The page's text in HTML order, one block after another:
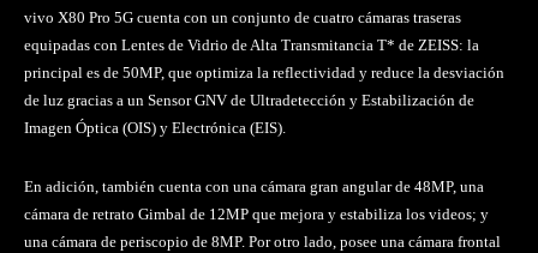
vivo X80 Pro 5G cuenta con un conjunto de cuatro cámaras traseras
equipadas con Lentes de Vidrio de Alta Transmitancia T* de ZEISS: la
principal es de 50MP, que optimiza la reflectividad y reduce la desviación
de luz gracias a un Sensor GNV de Ultradetección y Estabilización de
Imagen Óptica (OIS) y Electrónica (EIS).
En adición, también cuenta con una cámara gran angular de 48MP, una
cámara de retrato Gimbal de 12MP que mejora y estabiliza los videos; y
una cámara de periscopio de 8MP. Por otro lado, posee una cámara frontal